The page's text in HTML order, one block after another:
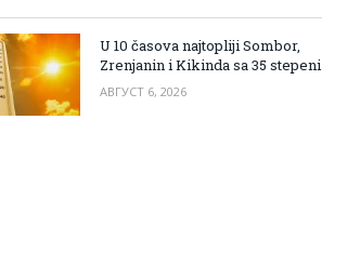
U 10 časova najtopliji Sombor,
Zrenjanin i Kikinda sa 35 stepeni
АВГУСТ 6, 2026